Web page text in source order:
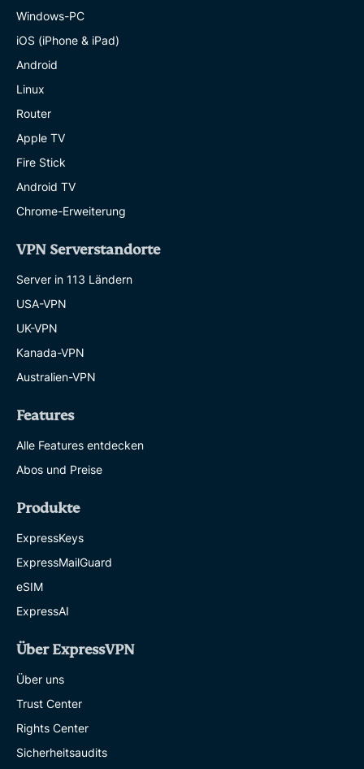
Windows-PC
iOS (iPhone & iPad)
Android
Linux
Router
Apple TV
Fire Stick
Android TV
Chrome-Erweiterung
VPN Serverstandorte
Server in 113 Ländern
USA-VPN
UK-VPN
Kanada-VPN
Australien-VPN
Features
Alle Features entdecken
Abos und Preise
Produkte
ExpressKeys
ExpressMailGuard
eSIM
ExpressAI
Über ExpressVPN
Über uns
Trust Center
Rights Center
Sicherheitsaudits